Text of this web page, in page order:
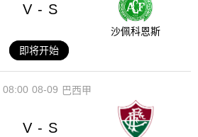
V - S
沙佩科恩斯
即将开始
08-09
08:00 巴西甲
V - S